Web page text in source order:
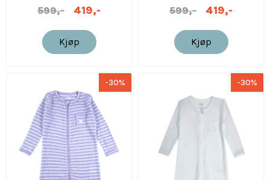
599,- 419,-
Kjøp
599,- 419,-
Kjøp
-30% -30%